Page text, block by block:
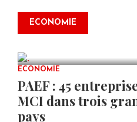
ECONOMIE
0 COMMENTS
2ᵉ édition de ses
scientifiques
ECONOMIE
PAEF : 45
MCI dans trois
pays